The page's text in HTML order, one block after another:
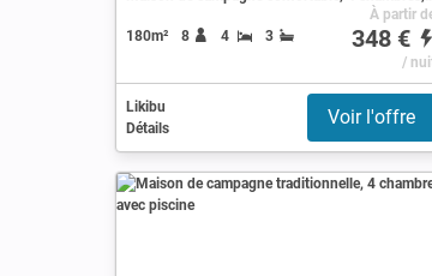
180m² 8 4 3
À partir
348 €
/
Likibu
Détails
Voir l'offre